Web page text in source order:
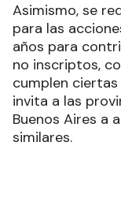
Asimismo, se
para las
años para
no inscriptos,
cumplen
invita a las
Buenos Aires a
similares.